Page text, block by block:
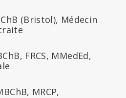
(Bristol), Médecin
FRCS, MMedEd,
MRCP,